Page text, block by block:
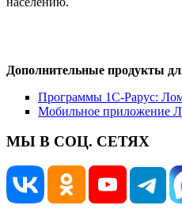
Дополнительные продукты
Программы 1С-Рарус:
Мобильное приложение
МЫ В СОЦ. СЕТЯХ